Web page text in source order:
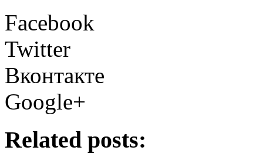
Facebook
Twitter
Вконтакте
Google+
Related posts: